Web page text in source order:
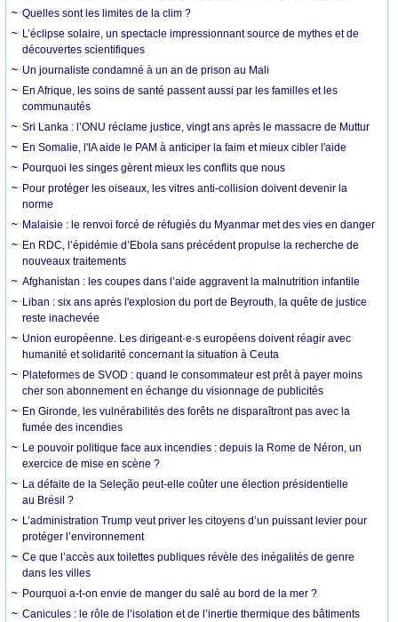
Quelles sont les limites de la clim ?
L’éclipse solaire, un spectacle impressionnant source de mythes et de
découvertes scientifiques
Un journaliste condamné à un an de prison au Mali
En Afrique, les soins de santé passent aussi par les familles et les
communautés
Sri Lanka : l’ONU réclame justice, vingt ans après le massacre de Muttur
En Somalie, l'IA aide le PAM à anticiper la faim et mieux cibler l'aide
Pourquoi les singes gèrent mieux les conflits que nous
Pour protéger les oiseaux, les vitres anti-collision doivent devenir la
norme
Malaisie : le renvoi forcé de réfugiés du Myanmar met des vies en danger
En RDC, l’épidémie d’Ebola sans précédent propulse la recherche de
nouveaux traitements
Afghanistan : les coupes dans l’aide aggravent la malnutrition infantile
Liban : six ans après l'explosion du port de Beyrouth, la quête de justice
reste inachevée
Union européenne. Les dirigeant·e·s européens doivent réagir avec
humanité et solidarité concernant la situation à Ceuta
Plateformes de SVOD : quand le consommateur est prêt à payer moins
cher son abonnement en échange du visionnage de publicités
En Gironde, les vulnérabilités des forêts ne disparaîtront pas avec la
fumée des incendies
Le pouvoir politique face aux incendies : depuis la Rome de Néron, un
exercice de mise en scène ?
La défaite de la Seleção peut-elle coûter une élection présidentielle
au Brésil ?
L’administration Trump veut priver les citoyens d’un puissant levier pour
protéger l’environnement
Ce que l’accès aux toilettes publiques révèle des inégalités de genre
dans les villes
Pourquoi a-t-on envie de manger du salé au bord de la mer ?
Canicules : le rôle de l’isolation et de l’inertie thermique des bâtiments